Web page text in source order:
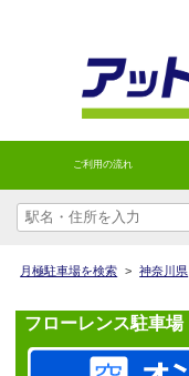
ご利用の流れ
月極駐車場を検索 > 神奈川県
フローレンス駐車場